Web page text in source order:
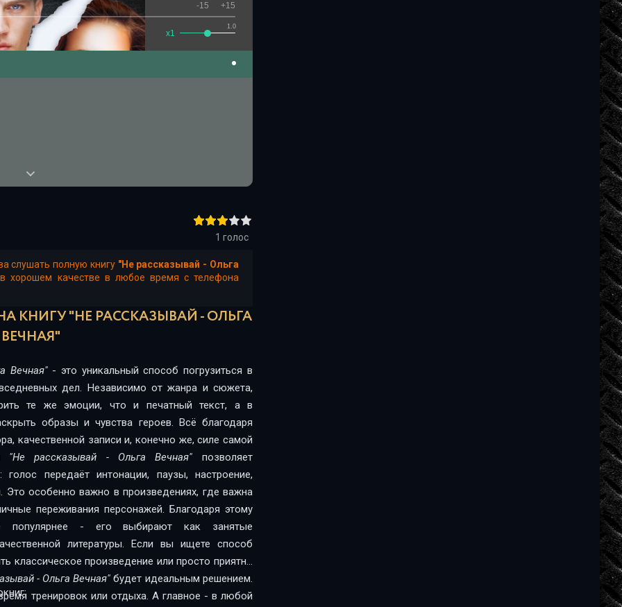
1.0
x1
-15 +15
1 голос
слушать полную книгу "Не рассказывай - Ольга
хорошем качестве в любое время с телефона
КНИГУ "НЕ РАССКАЗЫВАЙ - ОЛЬГА
ВЕЧНАЯ"
Вечная"- это уникальный способ погрузиться в
дел. Независимо от жанра и сюжета,
те же эмоции, что и печатный текст, а в
образы и чувства героев. Всё благодаря
качественной записи и, конечно же, силе самой
"Не рассказывай - Ольга Вечная" позволяет
передаёт интонации, паузы, настроение,
Это особенно важно в произведениях, где важна
переживания персонажей. Благодаря этому
популярнее - его выбирают как занятые
Если вы ищете способ
классическое произведение или просто приятно
- Ольга Вечная" будет идеальным решением.
тренировок или отдыха. А главное - в любой